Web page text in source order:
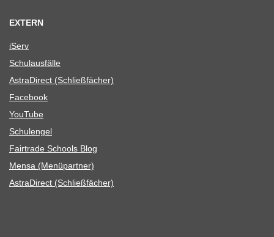
EXTERN
iServ
Schul­aus­fälle
Astra­Di­rect (Schließ­fä­cher)
Face­book
You­Tube
Schul­en­gel
Fair­trade Schools Blog
Mensa (Menü­part­ner)
Astra­Di­rect (Schließ­fä­cher)